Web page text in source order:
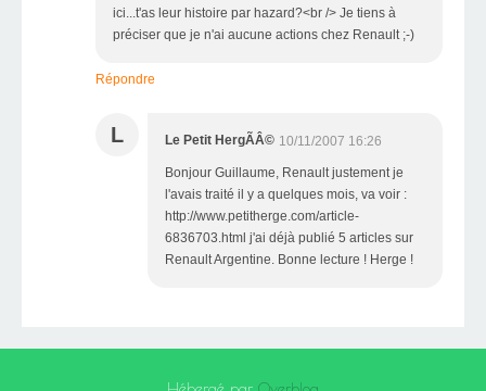
ici...t'as leur histoire par hazard?<br /> Je tiens à
préciser que je n'ai aucune actions chez Renault ;-)
Répondre
L Le Petit HergÃÂ© 10/11/2007 16:26
Bonjour Guillaume, Renault justement je
l'avais traité il y a quelques mois, va voir :
http://www.petitherge.com/article-
6836703.html j'ai déjà publié 5 articles sur
Renault Argentine. Bonne lecture ! Herge !